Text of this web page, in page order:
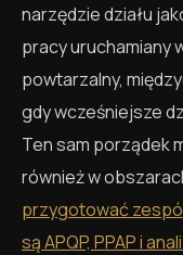
narzędzie działu
pracy uruchamiany
powtarzalny,
gdy wcześniejsze
Ten sam porządek
również w
przygotować
są APQP, PPAP i